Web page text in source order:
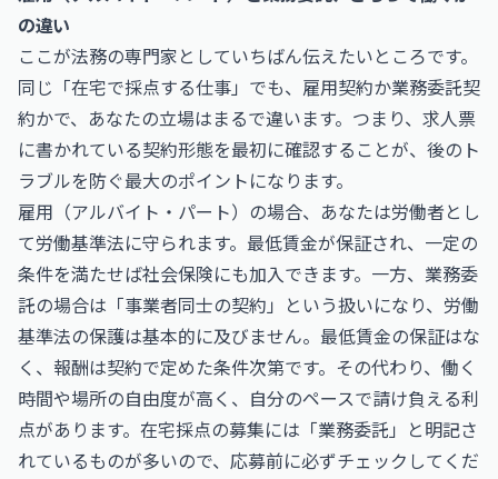
の違い
ここが法務の専門家としていちばん伝えたいところです。
同じ「在宅で採点する仕事」でも、雇用契約か業務委託契
約かで、あなたの立場はまるで違います。つまり、求人票
に書かれている契約形態を最初に確認することが、後のト
ラブルを防ぐ最大のポイントになります。
雇用（アルバイト・パート）の場合、あなたは労働者とし
て労働基準法に守られます。最低賃金が保証され、一定の
条件を満たせば社会保険にも加入できます。一方、業務委
託の場合は「事業者同士の契約」という扱いになり、労働
基準法の保護は基本的に及びません。最低賃金の保証はな
く、報酬は契約で定めた条件次第です。その代わり、働く
時間や場所の自由度が高く、自分のペースで請け負える利
点があります。在宅採点の募集には「業務委託」と明記さ
れているものが多いので、応募前に必ずチェックしてくだ